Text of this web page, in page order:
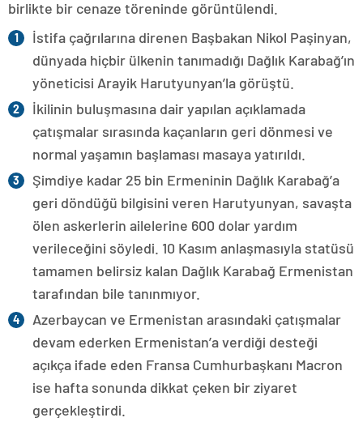
birlikte bir cenaze töreninde görüntülendi.
İstifa çağrılarına direnen Başbakan Nikol Paşinyan,
dünyada hiçbir ülkenin tanımadığı Dağlık Karabağ’ın
yöneticisi Arayik Harutyunyan’la görüştü.
İkilinin buluşmasına dair yapılan açıklamada
çatışmalar sırasında kaçanların geri dönmesi ve
normal yaşamın başlaması masaya yatırıldı.
Şimdiye kadar 25 bin Ermeninin Dağlık Karabağ’a
geri döndüğü bilgisini veren Harutyunyan, savaşta
ölen askerlerin ailelerine 600 dolar yardım
verileceğini söyledi. 10 Kasım anlaşmasıyla statüsü
tamamen belirsiz kalan Dağlık Karabağ Ermenistan
tarafından bile tanınmıyor.
Azerbaycan ve Ermenistan arasındaki çatışmalar
devam ederken Ermenistan’a verdiği desteği
açıkça ifade eden Fransa Cumhurbaşkanı Macron
ise hafta sonunda dikkat çeken bir ziyaret
gerçekleştirdi.